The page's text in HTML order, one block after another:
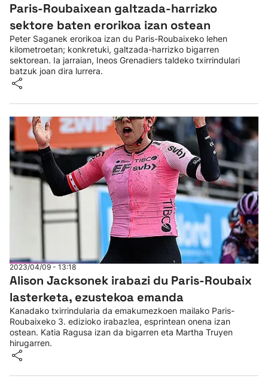
Paris-Roubaixean galtzada-harrizko
sektore baten erorikoa izan ostean
Peter Saganek erorikoa izan du Paris-Roubaixeko lehen
kilometroetan; konkretuki, galtzada-harrizko bigarren
sektorean. Ia jarraian, Ineos Grenadiers taldeko txirrindulari
batzuk joan dira lurrera.
2023/04/09 - 13:18
Alison Jacksonek irabazi du Paris-Roubaix
lasterketa, ezustekoa emanda
Kanadako txirrindularia da emakumezkoen mailako Paris-
Roubaixeko 3. edizioko irabazlea, esprintean onena izan
ostean. Katia Ragusa izan da bigarren eta Martha Truyen
hirugarren.